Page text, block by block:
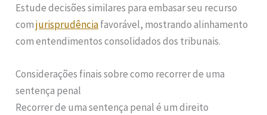
Estude decisões similares para embasar seu recurso
comjurisprudênciafavorável, mostrando alinhamento
com entendimentos consolidados dos tribunais.
Considerações finais sobre como recorrer de uma
sentença penal
Recorrer de uma sentença penal é um direito